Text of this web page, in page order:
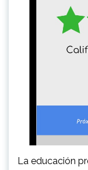
La educación